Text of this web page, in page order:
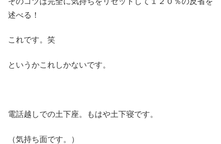
述べる！
これです。笑
というかこれしかないです。
電話越しでの土下座。もはや土下寝です。
（気持ち面です。）